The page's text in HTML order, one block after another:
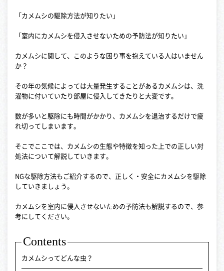
「カメムシの駆除方法が知りたい」
「室内にカメムシを侵入させないための予防法が知りたい」
カメムシに関して、このような困り事を抱えている人はいません
か？
その年の気候によっては大量発生することがあるカメムシは、洗
濯物に付いていたり部屋に侵入してきたりと大変です。
数が多いと駆除にも時間がかかり、カメムシを退治するだけで疲
れ切ってしまいます。
そこでここでは、カメムシの生態や特徴を知った上での正しい対
処法について解説していきます。
NGな駆除方法もご紹介するので、正しく・安全にカメムシを駆除
していきましょう。
カメムシを室内に侵入させないための予防法も解説するので、参
考にしてください。
Contents
カメムシってどんな虫？